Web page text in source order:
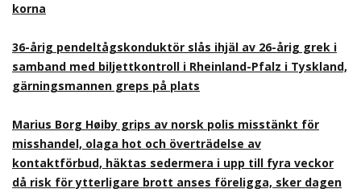
korna
36-årig pendeltågskonduktör slås ihjäl av 26-årig grek i
samband med biljettkontroll i Rheinland-Pfalz i Tyskland,
gärningsmannen greps på plats
Marius Borg Høiby grips av norsk polis misstänkt för
misshandel, olaga hot och överträdelse av
kontaktförbud, häktas sedermera i upp till fyra veckor
då risk för ytterligare brott anses föreligga, sker dagen